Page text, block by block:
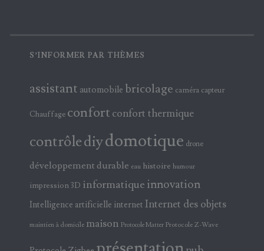
S’INFORMER PAR THÈMES
assistant automobile bricolage caméra capteur
Chauffage confort confort thermique
contrôlediydomotique drone
développement durable eau histoire humour
impression 3D informatique innovation
Intelligence artificielle internet Internet des objets
maintien à domicile maison Protocole Matter Protocole Z-Wave